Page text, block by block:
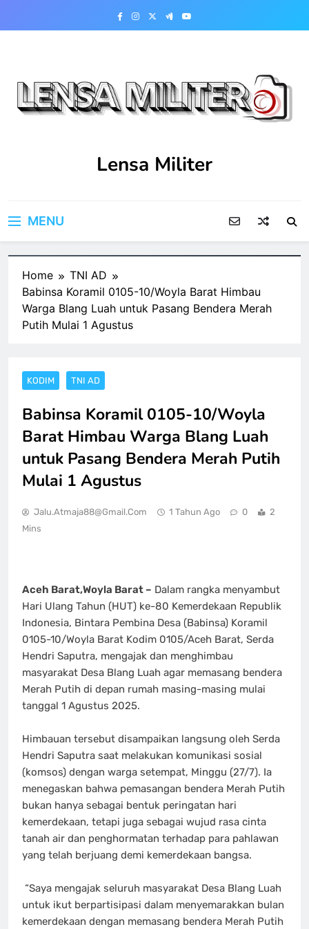
Lensa Militer
MENU
Home
TNI AD
‎Babinsa Koramil 0105-10/Woyla Barat Himbau
Warga Blang Luah untuk Pasang Bendera Merah
Putih Mulai 1 Agustus
KODIM TNI AD
‎Babinsa Koramil 0105-10/Woyla
Barat Himbau Warga Blang Luah
untuk Pasang Bendera Merah Putih
Mulai 1 Agustus
Jalu.atmaja88@gmail.com 1 Tahun Ago 0
2
Mins
‎Aceh Barat,Woyla Barat – Dalam rangka menyambut
Hari Ulang Tahun (HUT) ke-80 Kemerdekaan Republik
Indonesia, Bintara Pembina Desa (Babinsa) Koramil
0105-10/Woyla Barat Kodim 0105/Aceh Barat, Serda
Hendri Saputra, mengajak dan menghimbau
masyarakat Desa Blang Luah agar memasang bendera
Merah Putih di depan rumah masing-masing mulai
tanggal 1 Agustus 2025.
‎Himbauan tersebut disampaikan langsung oleh Serda
Hendri Saputra saat melakukan komunikasi sosial
(komsos) dengan warga setempat, Minggu (27/7). Ia
menegaskan bahwa pemasangan bendera Merah Putih
bukan hanya sebagai bentuk peringatan hari
kemerdekaan, tetapi juga sebagai wujud rasa cinta
tanah air dan penghormatan terhadap para pahlawan
yang telah berjuang demi kemerdekaan bangsa.
‎ “Saya mengajak seluruh masyarakat Desa Blang Luah
untuk ikut berpartisipasi dalam menyemarakkan bulan
kemerdekaan dengan memasang bendera Merah Putih